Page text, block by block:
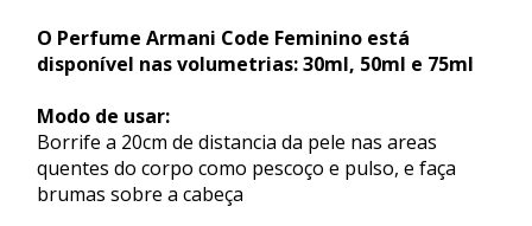
O Perfume Armani Code Feminino est
disponível nas volumetrias: 30ml, 50ml e 75ml
Modo de usar:
Borrife a 20cm de distancia da pele nas areas
quentes do corpo como pescoço e pulso, e faça
brumas sobre a cabeça